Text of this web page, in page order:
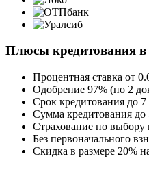
Плюсы кредитования в
Процентная ставка от
Одобрение 97% (по 2
Срок кредитования до 7
Сумма кредитования до
Страхование по выбору
Без первоначального
Скидка в размере 20%